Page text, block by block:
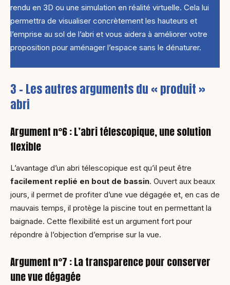
rendu en 3D ou une simulation en réalité virtuelle. Cela lui
permettra de visualiser concrètement les hauteurs et
l’emprise au sol de l’abri et vous aidera à améliorer votre
proposition pour aménager l’espace sans le dénaturer.
3 – Les autres arguments du « produit »
abri
Argument n°6 : L’abri télescopique, une solution
flexible
L’avantage d’un abri télescopique est qu’il peut être
facilement replié en bout de bassin. Ouvert aux beaux
jours, il permet de profiter d’une vue dégagée et, en cas de
mauvais temps, il protège la piscine tout en permettant la
baignade. Cette flexibilité est un argument fort pour
répondre à l’objection d’emprise sur la vue.
Argument n°7 : La transparence pour conserver
une vue dégagée